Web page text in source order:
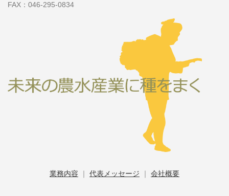
FAX：046-295-0834
業務内容 ｜ 代表メッセージ ｜ 会社概要